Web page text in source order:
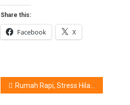
Share this:
Facebook X
Post
Rumah Rapi, Stress Hilang